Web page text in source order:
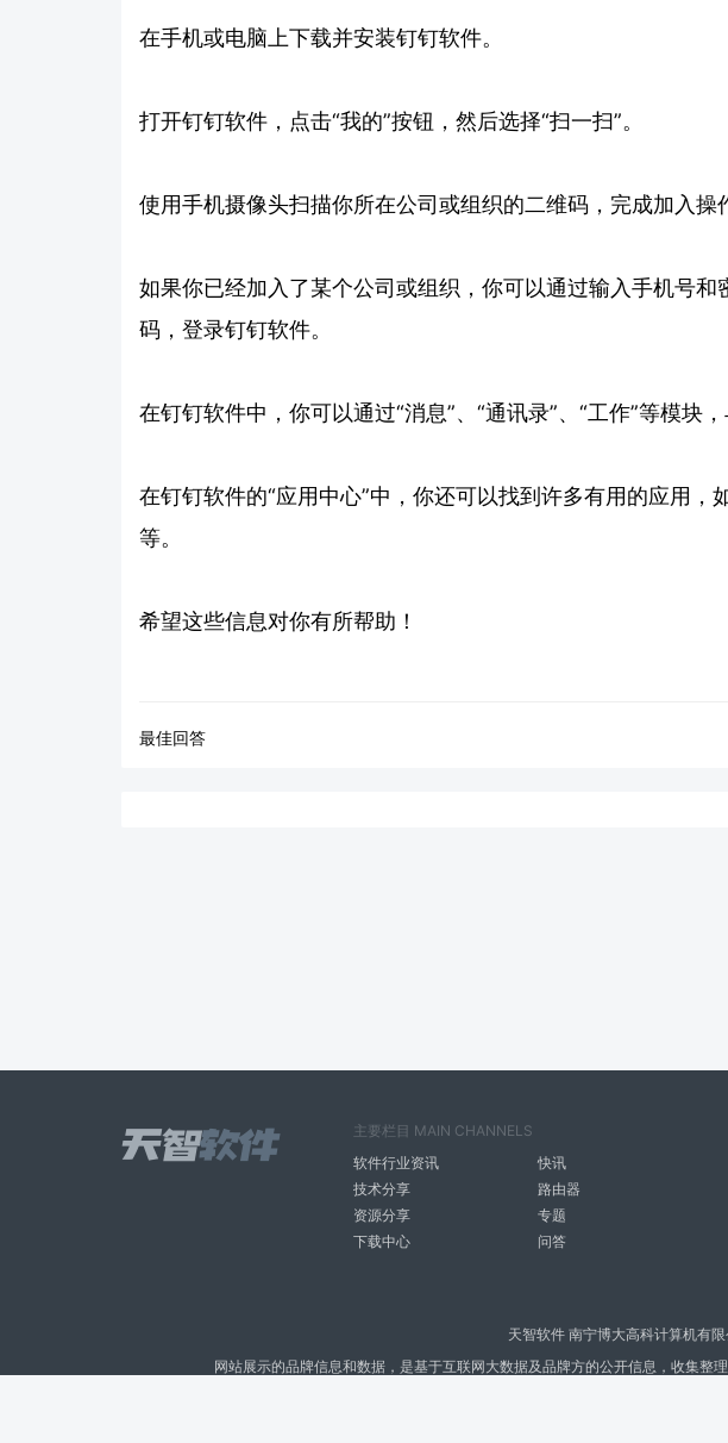
在手机或电脑上下载并安装钉钉软件。
打开钉钉软件，点击“我的”按钮，然后选择“扫一扫”。
使用手机摄像头扫描你所在公司或组织的二维码，完成加入操
如果你已经加入了某个公司或组织，你可以通过输入手机号和
码，登录钉钉软件。
在钉钉软件中，你可以通过“消息”、“通讯录”、“工作”等模块
在钉钉软件的“应用中心”中，你还可以找到许多有用的应用，
等。
希望这些信息对你有所帮助！
最佳回答
主要栏目 MAIN CHANNELS
软件行业资讯
快讯
技术分享
路由器
资源分享
专题
下载中心
问答
天智软件 南宁博大高科计算机有
网站展示的品牌信息和数据，是基于互联网大数据及品牌方的公开信息，收集整